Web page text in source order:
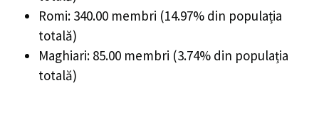
Romi: 340.00 membri (14.97% din populația
totală)
Maghiari: 85.00 membri (3.74% din populația
totală)